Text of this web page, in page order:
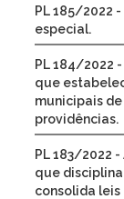
PL 185/2022
especial.
PL 184/2022
que
municipais
providências.
PL 183/2022
que
consolida